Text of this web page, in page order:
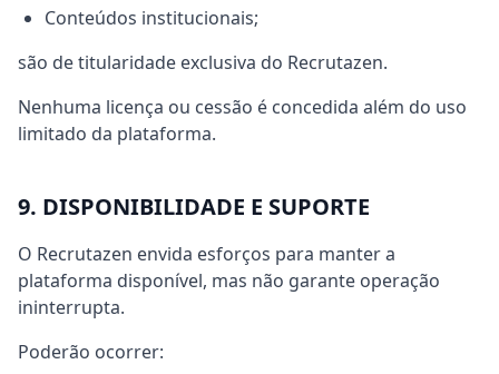
Conteúdos institucionais;
são de titularidade exclusiva do Recrutazen.
Nenhuma licença ou cessão é concedida além do uso
limitado da plataforma.
9. DISPONIBILIDADE E SUPORTE
O Recrutazen envida esforços para manter a
plataforma disponível, mas não garante operação
ininterrupta.
Poderão ocorrer: